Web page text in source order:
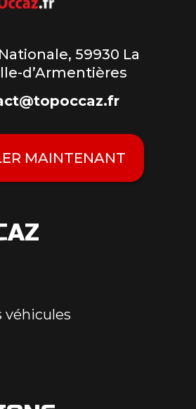
59930 La
d’Armentières
MAINTENANT
véhicules